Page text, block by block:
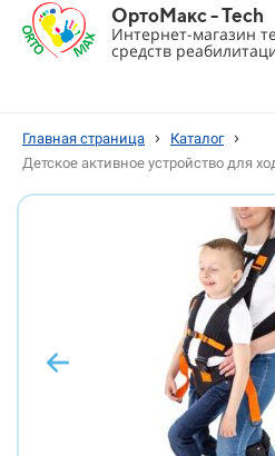
ОртоМакс - Tech
Интернет-магазин
средств
Главная страница › Каталог ›
Детское активное устройство для